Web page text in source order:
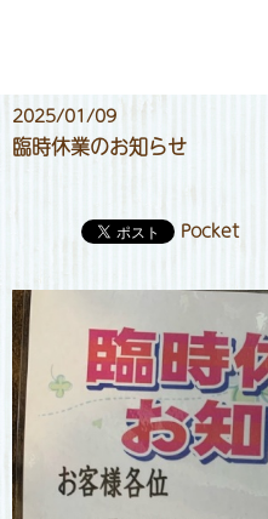
2025/01/09
臨時休業のお知らせ
Pocket